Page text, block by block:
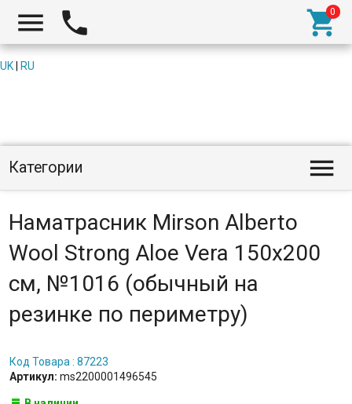
  
UK RU
Категории 
Наматрасник Mirson Alberto
Wool Strong Aloe Vera 150x200
см, №1016 (обычный на
резинке по периметру)
Код Товара : 87223
Артикул: ms2200001496545